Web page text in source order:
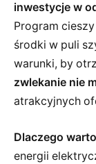
inwestycje w
Program
środki w puli
warunki, by
zwlekanie nie
atrakcyjnych
Dlaczego
energii